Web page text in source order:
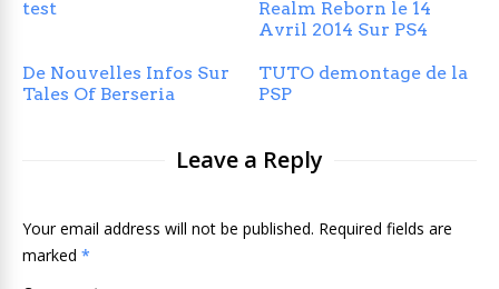
test
Realm Reborn le 14
Avril 2014 Sur PS4
De Nouvelles Infos Sur
Tales Of Berseria
TUTO demontage de la
PSP
Leave a Reply
Your email address will not be published. Required fields are
marked *